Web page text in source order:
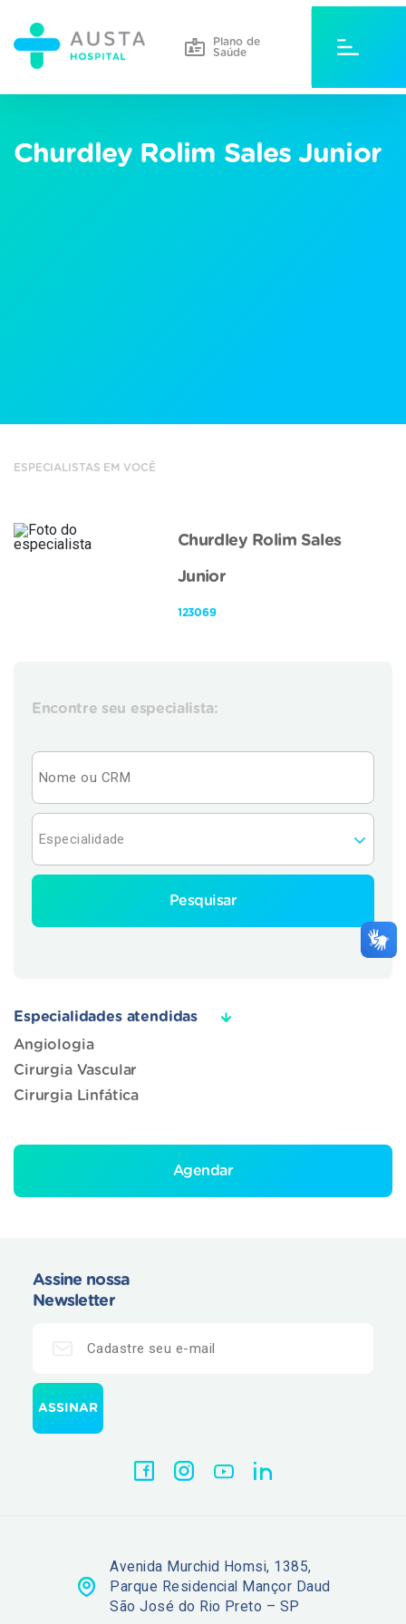
Plano de
Saúde
Churdley Rolim Sales Junior
ESPECIALISTAS EM VOCÊ
Churdley Rolim Sales
Junior
123069
Encontre seu especialista:
Pesquisar
Especialidades atendidas
Angiologia
Cirurgia Vascular
Cirurgia Linfática
Agendar
Assine nossa
Newsletter
Avenida Murchid Homsi, 1385,
Parque Residencial Mançor Daud
São José do Rio Preto – SP